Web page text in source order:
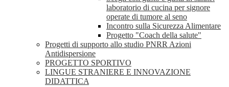
laboratorio di cucina per signore
operate di tumore al seno
Incontro sulla Sicurezza Alimentare
Progetto "Coach della salute"
Progetti di supporto allo studio PNRR Azioni
Antidispersione
PROGETTO SPORTIVO
LINGUE STRANIERE E INNOVAZIONE
DIDATTICA